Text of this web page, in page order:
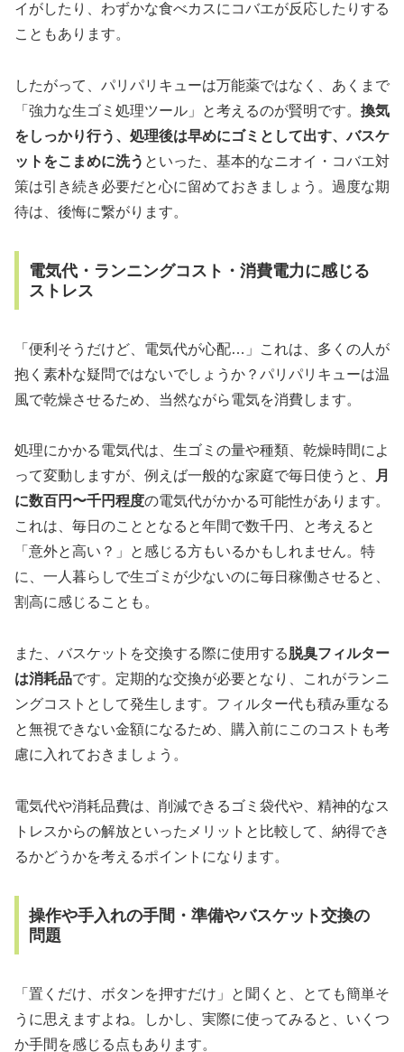
イがしたり、わずかな食べカスにコバエが反応したりする
こともあります。
したがって、パリパリキューは万能薬ではなく、あくまで
「強力な生ゴミ処理ツール」と考えるのが賢明です。 換気
をしっかり行う、処理後は早めにゴミとして出す、バスケ
ットをこまめに洗う といった、基本的なニオイ・コバエ対
策は引き続き必要だと心に留めておきましょう。過度な期
待は、後悔に繋がります。
電気代・ランニングコスト・消費電力に感じる
ストレス
「便利そうだけど、電気代が心配…」これは、多くの人が
抱く素朴な疑問ではないでしょうか？パリパリキューは温
風で乾燥させるため、当然ながら電気を消費します。
処理にかかる電気代は、生ゴミの量や種類、乾燥時間によ
って変動しますが、例えば一般的な家庭で毎日使うと、
月
に数百円〜千円程度の電気代がかかる可能性があります。
これは、毎日のこととなると年間で数千円、と考えると
「意外と高い？」と感じる方もいるかもしれません。特
に、一人暮らしで生ゴミが少ないのに毎日稼働させると、
割高に感じることも。
また、バスケットを交換する際に使用する脱臭フィルター
は消耗品です。定期的な交換が必要となり、これがランニ
ングコストとして発生します。フィルター代も積み重なる
と無視できない金額になるため、購入前にこのコストも考
慮に入れておきましょう。
電気代や消耗品費は、削減できるゴミ袋代や、精神的なス
トレスからの解放といったメリットと比較して、納得でき
るかどうかを考えるポイントになります。
操作や手入れの手間・準備やバスケット交換の
問題
「置くだけ、ボタンを押すだけ」と聞くと、とても簡単そ
うに思えますよね。しかし、実際に使ってみると、いくつ
か手間を感じる点もあります。